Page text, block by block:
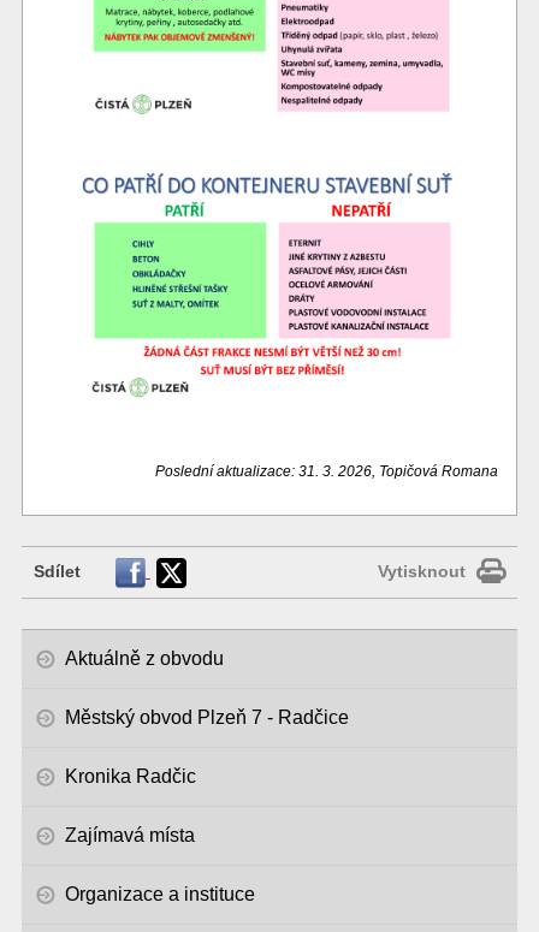
Poslední aktualizace: 31. 3. 2026, Topičová Romana
Sdílet Vytisknout
Aktuálně z obvodu
Městský obvod Plzeň 7 - Radčice
Kronika Radčic
Zajímavá místa
Organizace a instituce